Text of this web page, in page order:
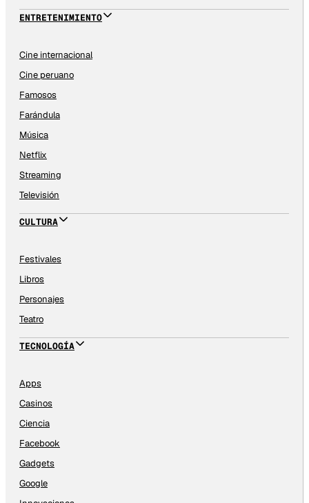
ENTRETENIMIENTO
Cine internacional
Cine peruano
Famosos
Farándula
Música
Netflix
Streaming
Televisión
CULTURA
Festivales
Libros
Personajes
Teatro
TECNOLOGÍA
Apps
Casinos
Ciencia
Facebook
Gadgets
Google